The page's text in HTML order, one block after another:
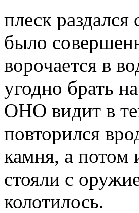
плеск
было
ворочается в
угодно брать
ОНО видит в
повторился
камня, а потом
стояли с
колотилось.